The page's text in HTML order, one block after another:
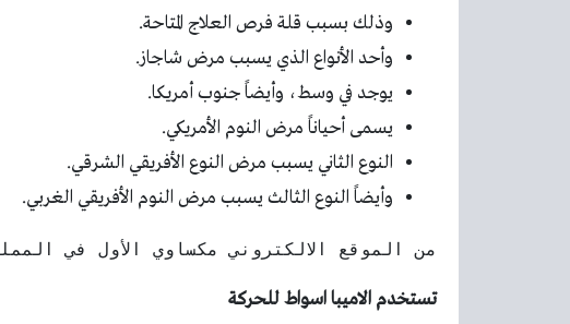
وذلك بسبب قلة فرص العلاج المتاحة.
وأحد الأنواع الذي يسبب مرض شاجاز.
يوجد في وسط، وأيضاً جنوب أمريكا.
يسمى أحياناً مرض النوم الأمريكي.
النوع الثاني يسبب مرض النوع الأفريقي الشرقي.
وأيضاً النوع الثالث يسبب مرض النوم الأفريقي الغربي.
من الموقع الالكتروني مكساوي الأول في
تستخدم الاميبا اسواط للحركة